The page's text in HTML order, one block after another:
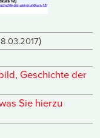
)
, Geschichte der
Sie hierzu